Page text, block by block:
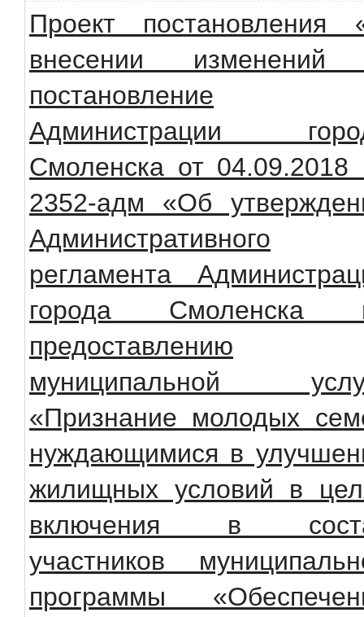
Проект постановления
внесении
постановление
Администрации
Смоленска от
2352-адм «Об
Административного
регламента
города Смоленска
предоставлению
муниципальной
«Признание молодых
нуждающимися в
жилищных условий в
включения в
участников
программы